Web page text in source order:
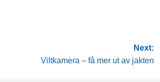
Next:
Viltkamera – få mer ut av jakten